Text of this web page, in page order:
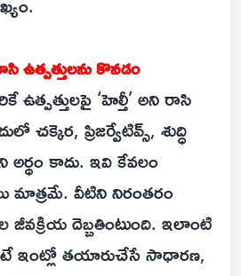
ఉత్పత్తులను కొనడం
‘హెల్తీ’ అని రాసి
చక్కెర, ప్రిజర్వేటివ్స్, శుద్ధి
కాదు. ఇవి కేవలం
మాత్రమే. వీటిని నిరంతరం
జీవక్రియ దెబ్బతింటుంది. ఇలాంటి
ఇంట్లో తయారుచేసే సాధారణ,